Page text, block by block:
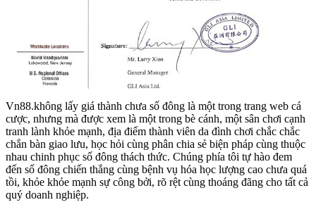
Vn88.không lấy giá thành chưa số đông là một trong trang web cá
cược, nhưng mà được xem là một trong bè cánh, một sân chơi cạnh
tranh lành khỏe mạnh, địa điểm thành viên da đình chơi chắc chắc
chắn bàn giao lưu, học hỏi cùng phân chia sẻ biện pháp cùng thuộc
nhau chinh phục số đông thách thức. Chúng phía tôi tự hào đem
đến số đông chiến thắng cùng bệnh vụ hóa học lượng cao chưa quá
tồi, khỏe khỏe mạnh sự công bởi, rõ rệt cùng thoáng đãng cho tất cả
quý doanh nghiệp.